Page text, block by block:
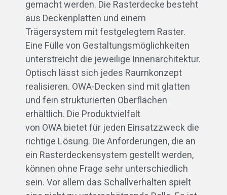
gemacht werden. Die Rasterdecke besteht
aus Deckenplatten und einem
Trägersystem mit festgelegtem Raster.
Eine Fülle von Gestaltungsmöglichkeiten
unterstreicht die jeweilige Innenarchitektur.
Optisch lässt sich jedes Raumkonzept
realisieren. OWA-Decken sind mit glatten
und fein strukturierten Oberflächen
erhältlich. Die Produktvielfalt
von OWA bietet für jeden Einsatzzweck die
richtige Lösung. Die Anforderungen, die an
ein Rasterdeckensystem gestellt werden,
können ohne Frage sehr unterschiedlich
sein. Vor allem das Schallverhalten spielt